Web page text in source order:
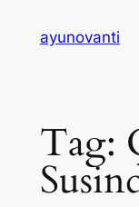
ayunovanti
Tag: